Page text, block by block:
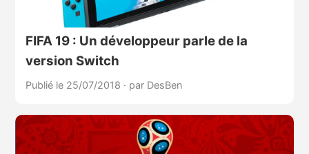
FIFA 19 : Un développeur parle de la
version Switch
Publié le 25/07/2018 · par DesBen